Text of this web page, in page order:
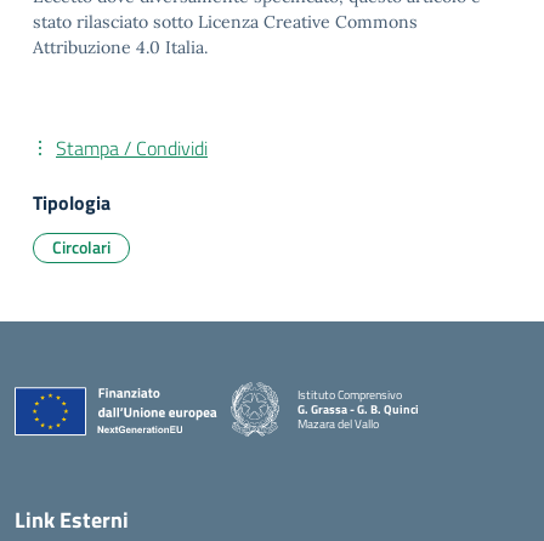
stato rilasciato sotto Licenza Creative Commons
Attribuzione 4.0 Italia.
Stampa / Condividi
Tipologia
Circolari
Istituto Comprensivo
G. Grassa - G. B. Quinci
Mazara del Vallo
Link Esterni